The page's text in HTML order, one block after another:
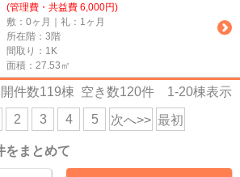
(管理費・共益費 6,000円)
敷：0ヶ月｜礼：1ヶ月
所在階：3階
間取り：1K
面積：27.53㎡
件数119棟 空き数120件 1-20棟表示
2 3 4 5 次へ>> 最初
をまとめて